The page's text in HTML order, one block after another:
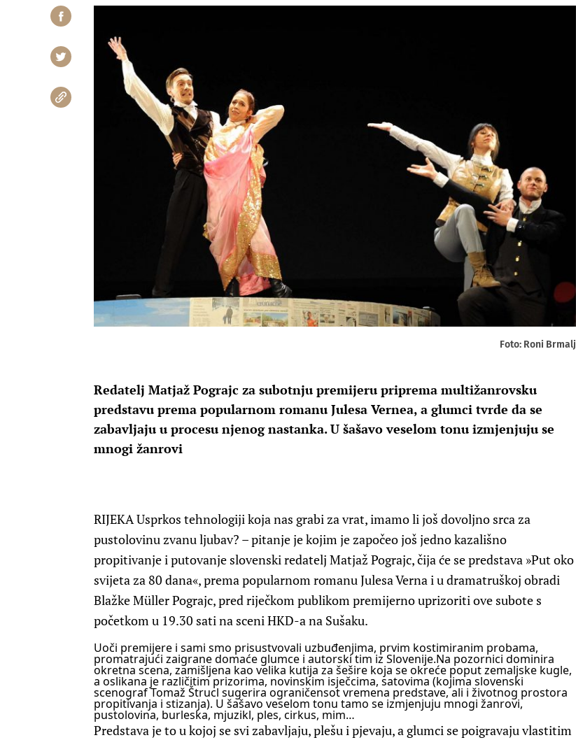
Foto: Roni Brmalj
Redatelj Matjaž Pograjc za subotnju premijeru priprema multižanrovsku
predstavu prema popularnom romanu Julesa Vernea, a glumci tvrde da se
zabavljaju u procesu njenog nastanka. U šašavo veselom tonu izmjenjuju se
mnogi žanrovi
RIJEKA Usprkos tehnologiji koja nas grabi za vrat, imamo li još dovoljno srca za
pustolovinu zvanu ljubav? – pitanje je kojim je započeo još jedno kazališno
propitivanje i putovanje slovenski redatelj Matjaž Pograjc, čija će se predstava »Put oko
svijeta za 80 dana«, prema popularnom romanu Julesa Verna i u dramatruškoj obradi
Blažke Müller Pograjc, pred riječkom publikom premijerno uprizoriti ove subote s
početkom u 19.30 sati na sceni HKD-a na Sušaku.
Uoči premijere i sami smo prisustvovali uzbuđenjima, prvim kostimiranim probama,
promatrajući zaigrane domaće glumce i autorski tim iz Slovenije.Na pozornici dominira
okretna scena, zamišljena kao velika kutija za šešire koja se okreće poput zemaljske kugle,
a oslikana je različitim prizorima, novinskim isječcima, satovima (kojima slovenski
scenograf Tomaž Štrucl sugerira ograničensot vremena predstave, ali i životnog prostora
propitivanja i stizanja). U šašavo veselom tonu tamo se izmjenjuju mnogi žanrovi,
pustolovina, burleska, mjuzikl, ples, cirkus, mim…
Predstava je to u kojoj se svi zabavljaju, plešu i pjevaju, a glumci se poigravaju vlastitim